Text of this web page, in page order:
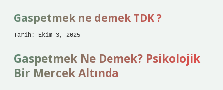
Gaspetmek ne demek TDK ?
Tarih: Ekim 3, 2025
Gaspetmek Ne Demek? Psikolojik
Bir Mercek Altında